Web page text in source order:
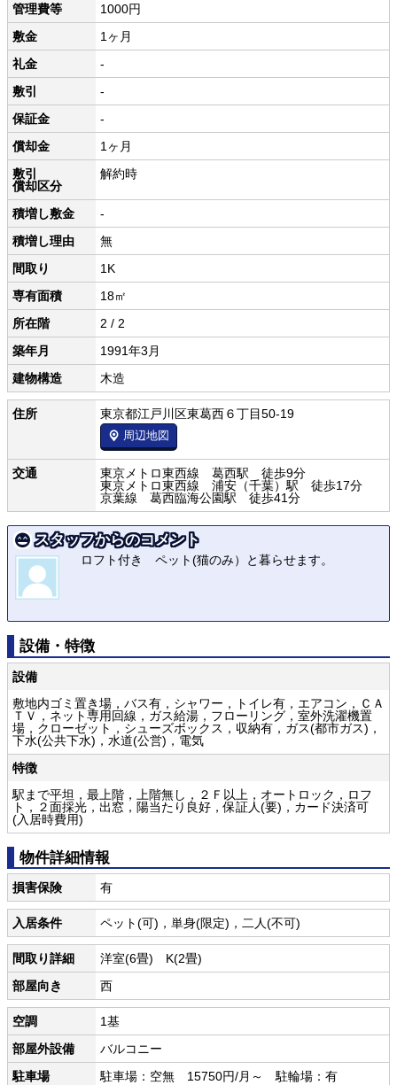
管理費等
1000円
敷金
1ヶ月
礼金
-
敷引
-
保証金
-
償却金
1ヶ月
敷引
償却区分
解約時
積増し敷金
-
積増し理由
無
間取り
1K
専有面積
18㎡
所在階
2 / 2
築年月
1991年3月
建物構造
木造
住所 東京都江戸川区東葛西６丁目50-19
周辺地図
交通
東京メトロ東西線 葛西駅 徒歩9分
東京メトロ東西線 浦安（千葉）駅 徒歩17分
京葉線 葛西臨海公園駅 徒歩41分
スタッフからのコメント
ロフト付き ペット(猫のみ）と暮らせます。
設備・特徴
設備
敷地内ゴミ置き場，バス有，シャワー，トイレ有，エアコン，ＣＡ
ＴＶ，ネット専用回線，ガス給湯，フローリング，室外洗濯機置
場，クローゼット，シューズボックス，収納有，ガス(都市ガス)，
下水(公共下水)，水道(公営)，電気
特徴
駅まで平坦，最上階，上階無し，２Ｆ以上，オートロック，ロフ
ト，２面採光，出窓，陽当たり良好，保証人(要)，カード決済可
(入居時費用)
物件詳細情報
損害保険 有
入居条件 ペット(可)，単身(限定)，二人(不可)
間取り詳細
洋室(6畳) K(2畳)
部屋向き
西
空調
1基
部屋外設備
バルコニー
駐車場
駐車場：空無 15750円/月～ 駐輪場：有